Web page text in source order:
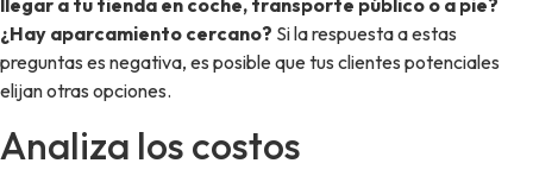
llegar a tu tienda en coche, transporte público o a pie?
¿Hay aparcamiento cercano? Si la respuesta a estas
preguntas es negativa, es posible que tus clientes potenciales
elijan otras opciones.
Analiza los costos